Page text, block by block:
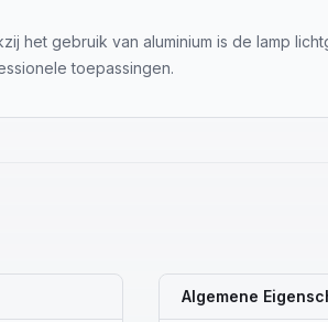
het gebruik van aluminium is de lamp
toepassingen.
Algemene